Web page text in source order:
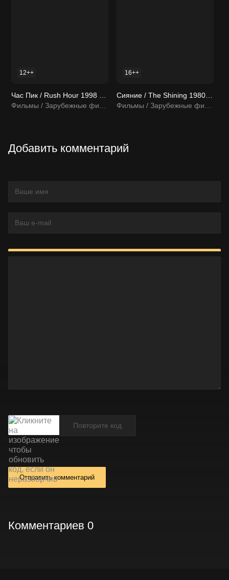
12++
Час Пик / Rush Hour 1998 смотреть онлайн
Фильмы / Зарубежные фильмы
16++
Сияние / The Shining 1980 смотреть онлайн
Фильмы / Зарубежные фильмы
Добавить комментарий
Отправить комментарий
Комментариев 0